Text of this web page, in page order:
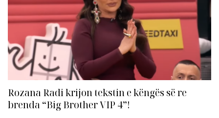
Rozana Radi krijon tekstin e këngës së re
brenda “Big Brother VIP 4”!